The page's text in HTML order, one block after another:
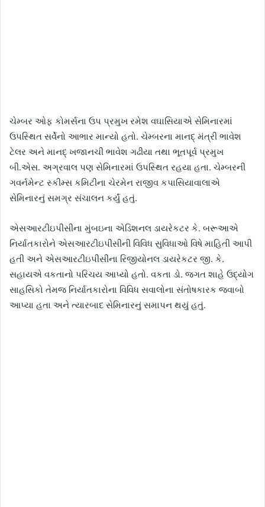
ચેમ્બર ઓફ કોમર્સના ઉપ પ્રમુખ રમેશ વઘાસિયાએ સેમિનારમાં
ઉપસ્થિત સર્વેનો આભાર માન્યો હતો. ચેમ્બરના માનદ્‌ મંત્રી ભાવેશ
ટેલર અને માનદ્‌ ખજાનચી ભાવેશ ગઢીયા તથા ભૂતપૂર્વ પ્રમુખ
બી.એસ. અગ્રવાલ પણ સેમિનારમાં ઉપસ્થિત રહયા હતા. ચેમ્બરની
ગવર્નમેન્ટ સ્કીમ્સ કમિટીના ચેરમેન રાજીવ કપાસિયાવાલાએ
સેમિનારનું સમગ્ર સંચાલન કર્યું હતું.
એસઆરટીઇપીસીના મુંબઇના એડિશનલ ડાયરેકટર કે. બરૂઆએ
નિર્યાતકારોને એસઆરટીઇપીસીની વિવિધ સુવિધાઓ વિષે માહિતી આપી
હતી અને એસઆરટીઇપીસીના રિજીયોનલ ડાયરેકટર જી. કે.
સહાયએ વકતાનો પરિચય આપ્યો હતો. વકતા ડો. જગત શાહે ઉદ્યોગ
સાહસિકો તેમજ નિર્યાતકારોના વિવિધ સવાલોના સંતોષકારક જવાબો
આપ્યા હતા અને ત્યારબાદ સેમિનારનું સમાપન થયું હતું.